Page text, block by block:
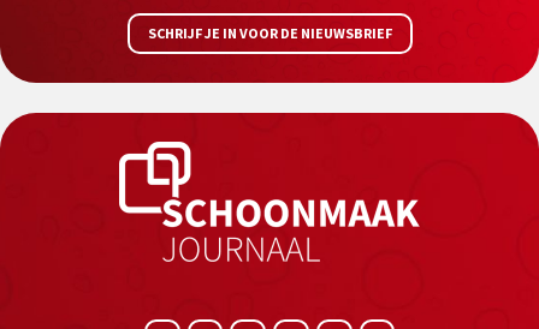
SCHRIJF JE IN VOOR DE NIEUWSBRIEF